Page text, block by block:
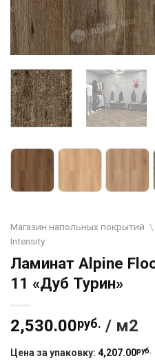
Магазин напольных покрытий \
Intensity
Ламинат Alpine
11 «Дуб Турин»
2,530.00руб. / м2
Цена за упаковку: 4,207.00руб.